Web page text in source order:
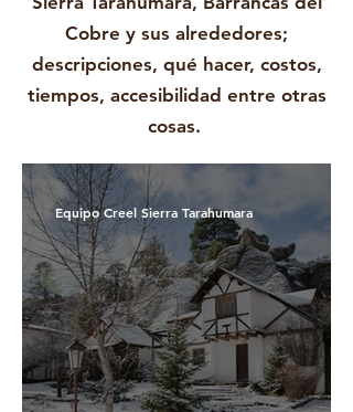
Cobre y sus alrededores;
descripciones, qué hacer, costos,
tiempos, accesibilidad entre otras
cosas.
Equipo Creel Sierra Tarahumara